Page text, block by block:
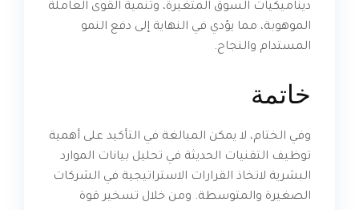
ديناميكيات السوق المتغيرة، وتنمية القوى العاملة
الموهوبة، مما يؤدي في النهاية إلى دفع النمو
المستدام والنجاح.
خاتمة
وفي الختام، لا يمكن المبالغة في التأكيد على أهمية
توظيف التقنيات الحديثة في تحليل بيانات الموارد
البشرية لاتخاذ القرارات الاستراتيجية في الشركات
الصغيرة والمتوسطة. ومن خلال تسخير قوة